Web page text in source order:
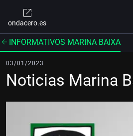
ondacero.es
INFORMATIVOS MARINA BAIXA
03/01/2023
Noticias Marina